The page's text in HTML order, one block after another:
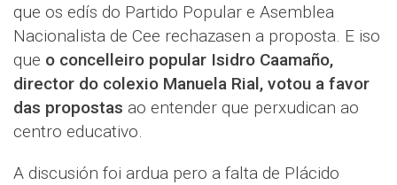
que os edís do Partido Popular e Asemblea
Nacionalista de Cee rechazasen a proposta. E iso
que o concelleiro popular Isidro Caamaño,
director do colexio Manuela Rial, votou a favor
das propostas ao entender que perxudican ao
centro educativo.
A discusión foi ardua pero a falta de Plácido